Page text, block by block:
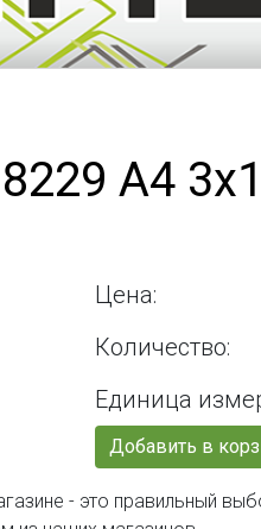
А4
Цена:
Количество:
Единица
Добавить в
- это правильный